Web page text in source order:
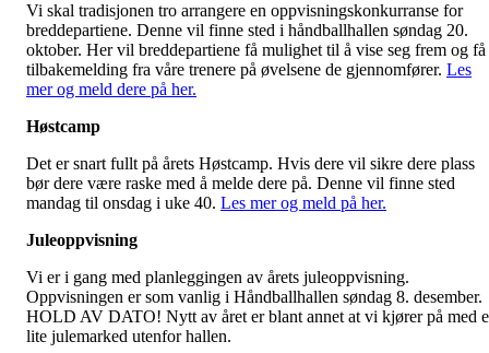
Vi skal tradisjonen tro arrangere en oppvisningskonkurranse for
breddepartiene. Denne vil finne sted i håndballhallen søndag 20.
oktober. Her vil breddepartiene få mulighet til å vise seg frem og få
tilbakemelding fra våre trenere på øvelsene de gjennomfører. Les
mer og meld dere på her.
Høstcamp
Det er snart fullt på årets Høstcamp. Hvis dere vil sikre dere plass
bør dere være raske med å melde dere på. Denne vil finne sted
mandag til onsdag i uke 40. Les mer og meld på her.
Juleoppvisning
Vi er i gang med planleggingen av årets juleoppvisning.
Oppvisningen er som vanlig i Håndballhallen søndag 8. desember.
HOLD AV DATO! Nytt av året er blant annet at vi kjører på med
lite julemarked utenfor hallen.